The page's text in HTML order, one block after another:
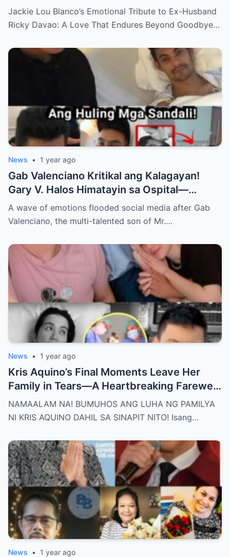
Sparks Even More Questions
Jackie Lou Blanco’s Emotional Tribute to Ex-Husband
Ricky Davao: A Love That Endures Beyond Goodbye…
News • 1 year ago
Gab Valenciano Kritikal ang Kalagayan!
Gary V. Halos Himatayin sa Ospital—
Nakakaiyak ang Panalangin ng Pamilya
Habang Nasa Bingit ng Kamatayan ang
A wave of emotions flooded social media after Gab
Valenciano, the multi-talented son of Mr.…
News • 1 year ago
Kris Aquino’s Final Moments Leave Her
Family in Tears—A Heartbreaking Farewell
That Shocks the Entire Nation as the Truth
Behind Her Emotional Last Days Is Finally
Grief, and Prayers from Fans Across the
Philippines and Around the World.
NAMAALAM NA! BUMUHOS ANG LUHA NG PAMILYA
NI KRIS AQUINO DAHIL SA SINAPIT NITO! Isang…
News • 1 year ago